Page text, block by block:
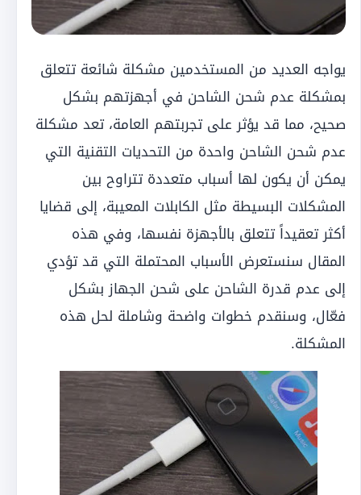
يواجه العديد من المستخدمين مشكلة شائعة تتعلق
بمشكلة عدم شحن الشاحن في أجهزتهم بشكل
صحيح، مما قد يؤثر على تجربتهم العامة، تعد مشكلة
عدم شحن الشاحن واحدة من التحديات التقنية التي
يمكن أن يكون لها أسباب متعددة تتراوح بين
المشكلات البسيطة مثل الكابلات المعيبة، إلى قضايا
أكثر تعقيداً تتعلق بالأجهزة نفسها، وفي هذه
المقال سنستعرض الأسباب المحتملة التي قد تؤدي
إلى عدم قدرة الشاحن على شحن الجهاز بشكل
فعّال، وسنقدم خطوات واضحة وشاملة لحل هذه
المشكلة.